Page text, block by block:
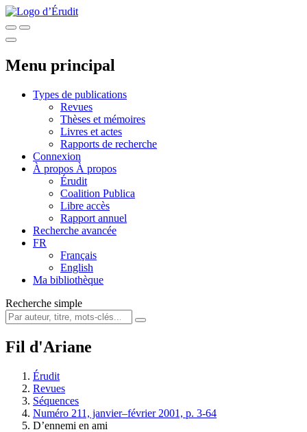
Menu principal
Types de publications
Revues
Thèses et mémoires
Livres et actes
Rapports de recherche
Connexion
À propos À propos
Érudit
Coalition Publica
Libre accès
Rapport annuel
Recherche avancée
FR
Français
English
Ma bibliothèque
Recherche simple
Fil d'Ariane
Érudit
Revues
Séquences
Numéro 211, janvier–février 2001, p. 3-64
D’ennemi en ami